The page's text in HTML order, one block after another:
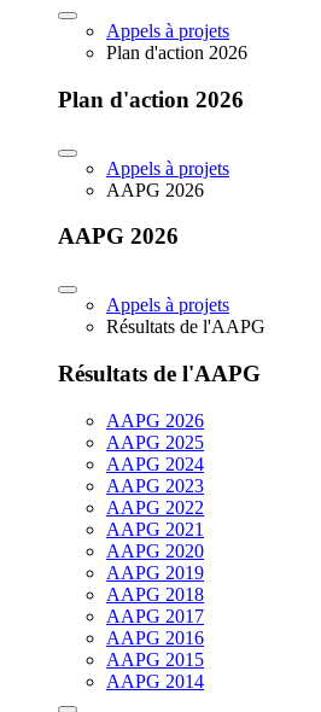
Appels à projets
Plan d'action 2026
Plan d'action 2026
Appels à projets
AAPG 2026
AAPG 2026
Appels à projets
Résultats de l'AAPG
Résultats de l'AAPG
AAPG 2026
AAPG 2025
AAPG 2024
AAPG 2023
AAPG 2022
AAPG 2021
AAPG 2020
AAPG 2019
AAPG 2018
AAPG 2017
AAPG 2016
AAPG 2015
AAPG 2014